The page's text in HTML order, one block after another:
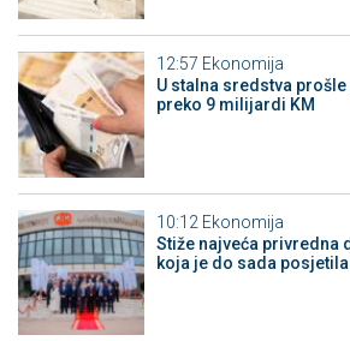
12:57 Ekonomija
U stalna sredstva
preko 9 milijardi KM
10:12 Ekonomija
Stiže najveća privredna
koja je do sada posjetila